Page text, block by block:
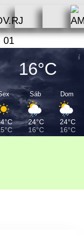
16°C
Sáb
24°C
16°C
Dom
24°C
16°C